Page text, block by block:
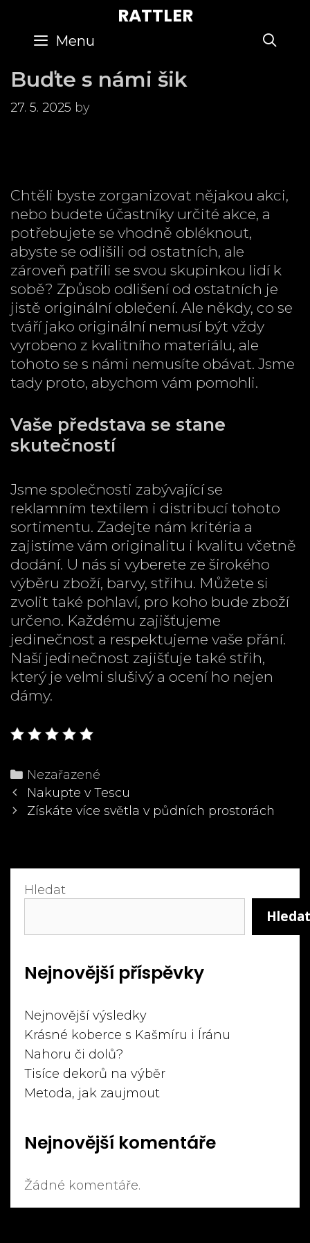
content
RATTLER
Menu
Buďte s námi šik
27. 5. 2025 by
Chtěli byste zorganizovat nějakou akci,
nebo budete účastníky určité akce, a
potřebujete se vhodně obléknout,
abyste se odlišili od ostatních, ale
zároveň patřili se svou skupinkou lidí k
sobě? Způsob odlišení od ostatních je
jistě originální oblečení. Ale někdy, co se
tváří jako originální nemusí být vždy
vyrobeno z kvalitního materiálu, ale
tohoto se s námi nemusíte obávat. Jsme
tady proto, abychom vám pomohli.
Vaše představa se stane
skutečností
Jsme společnosti zabývající se
reklamním textilem i distribucí tohoto
sortimentu. Zadejte nám kritéria a
zajistíme vám originalitu i kvalitu včetně
dodání. U nás si vyberete ze širokého
výběru zboží, barvy, střihu. Můžete si
zvolit také pohlaví, pro koho bude zboží
určeno. Každému zajišťujeme
jedinečnost a respektujeme vaše přání.
Naší jedinečnost zajišťuje také střih,
který je velmi slušivý a ocení ho nejen
dámy.
Categories
Nezařazené
Post
navigation
Nakupte v Tescu
Získáte více světla v půdních prostorách
Hledat
Hledat
Nejnovější příspěvky
Nejnovější výsledky
Krásné koberce s Kašmíru i Íránu
Nahoru či dolů?
Tisíce dekorů na výběr
Metoda, jak zaujmout
Nejnovější komentáře
Žádné komentáře.